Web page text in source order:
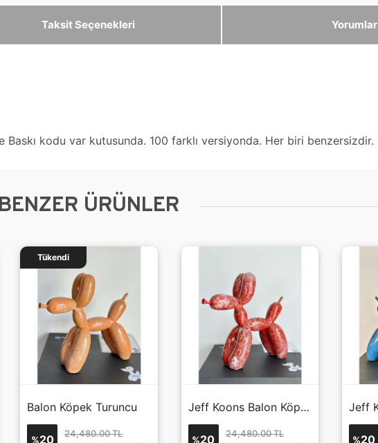
Taksit Seçenekleri Yorumlar
Baskı kodu var kutusunda. 100 farklı versiyonda. Her biri benzersizdir.
BENZER ÜRÜNLER
Balon Köpek Turuncu
Tükendi
%20 24,480.00 TL
Jeff Koons Balon Köpek Kırmızı 2
%20 24,480.00 TL
%20